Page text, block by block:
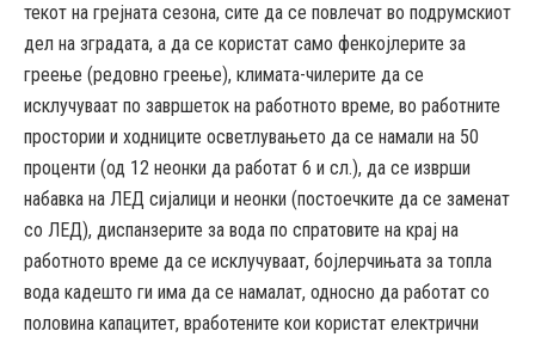
текот на грејната сезона, сите да се повлечат во подрумскиот
дел на зградата, а да се користат само фенкојлерите за
греење (редовно греење), климата-чилерите да се
исклучуваат по завршеток на работното време, во работните
простории и ходниците осветлувањето да се намали на 50
проценти (од 12 неонки да работат 6 и сл.), да се изврши
набавка на ЛЕД сијалици и неонки (постоечките да се заменат
со ЛЕД), диспанзерите за вода по спратовите на крај на
работното време да се исклучуваат, бојлерчињата за топла
вода кадешто ги има да се намалат, односно да работат со
половина капацитет, вработените кои користат електрични